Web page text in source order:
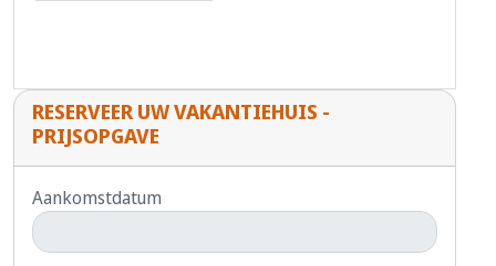
RESERVEER UW VAKANTIEHUIS -
PRIJSOPGAVE
Aankomstdatum